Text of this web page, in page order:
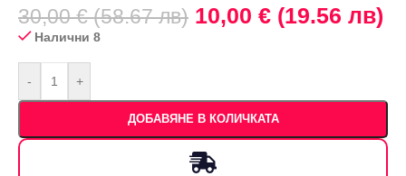
30,00 € (58.67 лв) 10,00 € (19.56 лв)
Налични 8
- +
ДОБАВЯНЕ В КОЛИЧКАТА